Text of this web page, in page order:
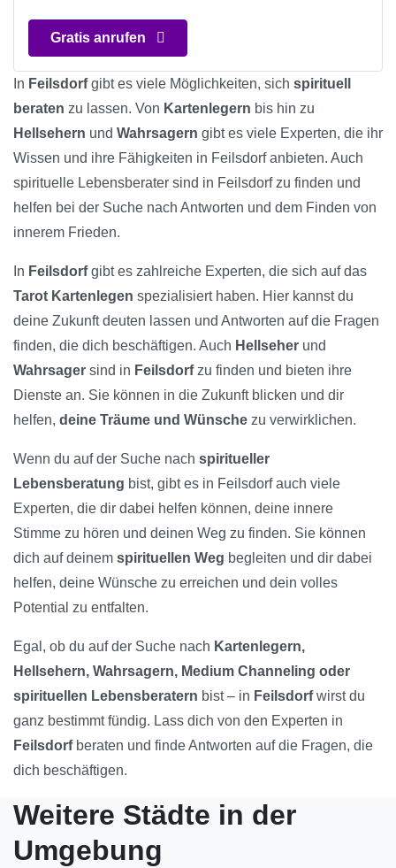
Gratis anrufen
In Feilsdorfgibt es viele Möglichkeiten, sich spirituell
beraten zu lassen. Von Kartenlegern bis hin zu
Hellsehern und Wahrsagern gibt es viele Experten, die ihr
Wissen und ihre Fähigkeiten in Feilsdorf anbieten. Auch
spirituelle Lebensberater sind in Feilsdorf zu finden und
helfen bei der Suche nach Antworten und dem Finden von
innerem Frieden.
In Feilsdorfgibt es zahlreiche Experten, die sich auf das
Tarot Kartenlegen spezialisiert haben. Hier kannst du
deine Zukunft deuten lassen und Antworten auf die Fragen
finden, die dich beschäftigen. Auch Hellseher und
Wahrsager sind in Feilsdorfzu finden und bieten ihre
Dienste an. Sie können in die Zukunft blicken und dir
helfen, deine Träume und Wünsche zu verwirklichen.
Wenn du auf der Suche nach spiritueller
Lebensberatung bist, gibt es in Feilsdorf auch viele
Experten, die dir dabei helfen können, deine innere
Stimme zu hören und deinen Weg zu finden. Sie können
dich auf deinem spirituellen Weg begleiten und dir dabei
helfen, deine Wünsche zu erreichen und dein volles
Potential zu entfalten.
Egal, ob du auf der Suche nach Kartenlegern,
Hellsehern, Wahrsagern, Medium Channeling oder
spirituellen Lebensberatern bist – in Feilsdorfwirst du
ganz bestimmt fündig. Lass dich von den Experten in
Feilsdorfberaten und finde Antworten auf die Fragen, die
dich beschäftigen.
Weitere Städte in der
Umgebung